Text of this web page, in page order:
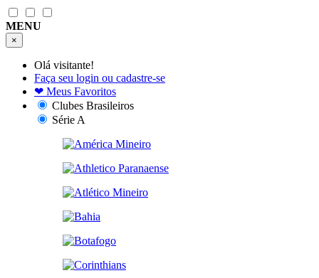
MENU
×
Olá visitante!
Faça seu login ou cadastre-se
❤ Meus Favoritos
Clubes Brasileiros
Série A